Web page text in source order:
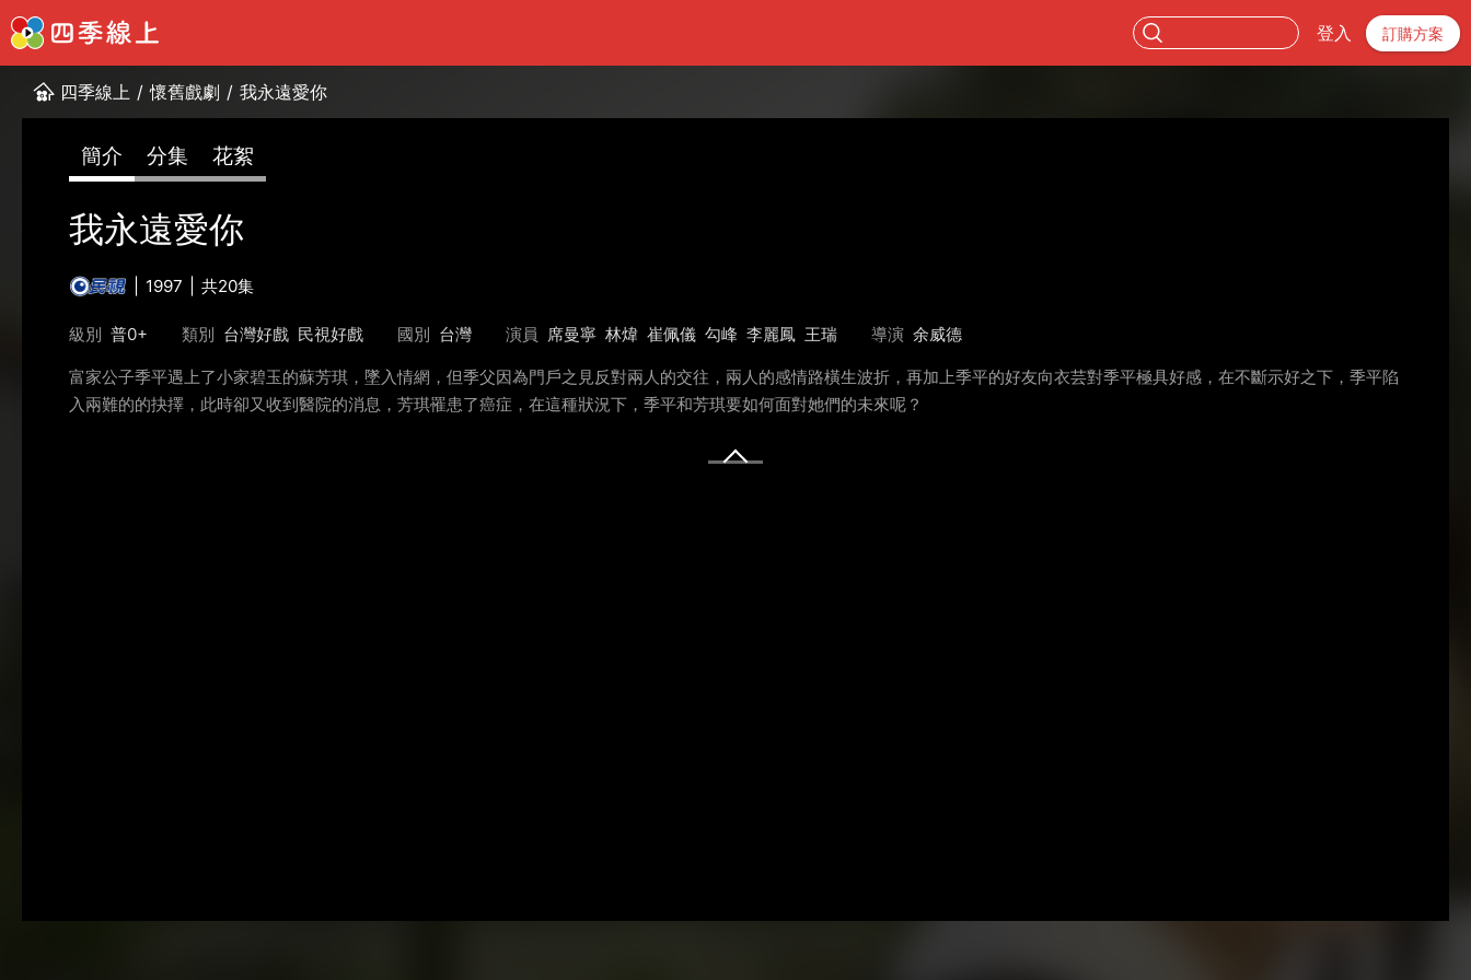
登入 訂購方案
四季線上 / 懷舊戲劇 / 我永遠愛你
簡介 分集 花絮
我永遠愛你
1997 共20集
級別 普0+ 類別 台灣好戲 民視好戲 國別 台灣 演員 席曼寧 林煒 崔佩儀 勾峰 李麗鳳 王瑞 導演 余威德
富家公子季平遇上了小家碧玉的蘇芳琪，墜入情網，但季父因為門戶之見反對兩人的交往，兩人的感情路橫生波折，再加上季平的好友向衣芸對季平極具好感，在不斷示好之下，季平陷
入兩難的的抉擇，此時卻又收到醫院的消息，芳琪罹患了癌症，在這種狀況下，季平和芳琪要如何面對她們的未來呢？